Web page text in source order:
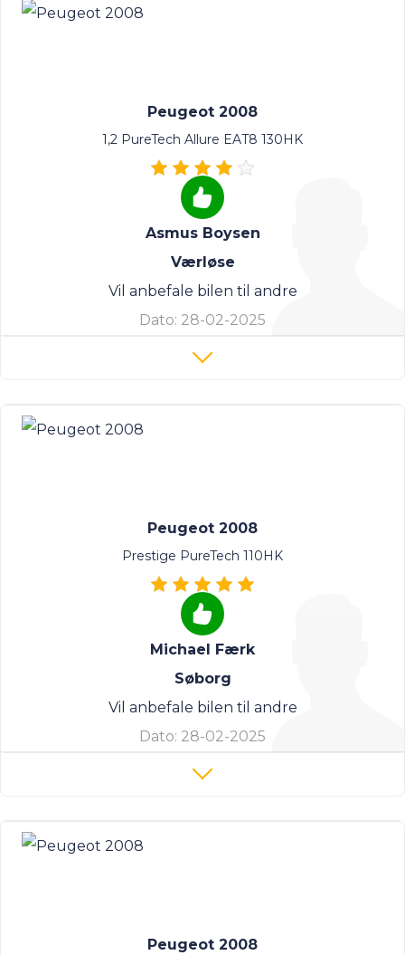
Peugeot 2008
1,2 PureTech Allure EAT8 130HK
Asmus Boysen
Værløse
Vil anbefale bilen til andre
Dato: 28-02-2025
Peugeot 2008
Prestige PureTech 110HK
Michael Færk
Søborg
Vil anbefale bilen til andre
Dato: 28-02-2025
Peugeot 2008